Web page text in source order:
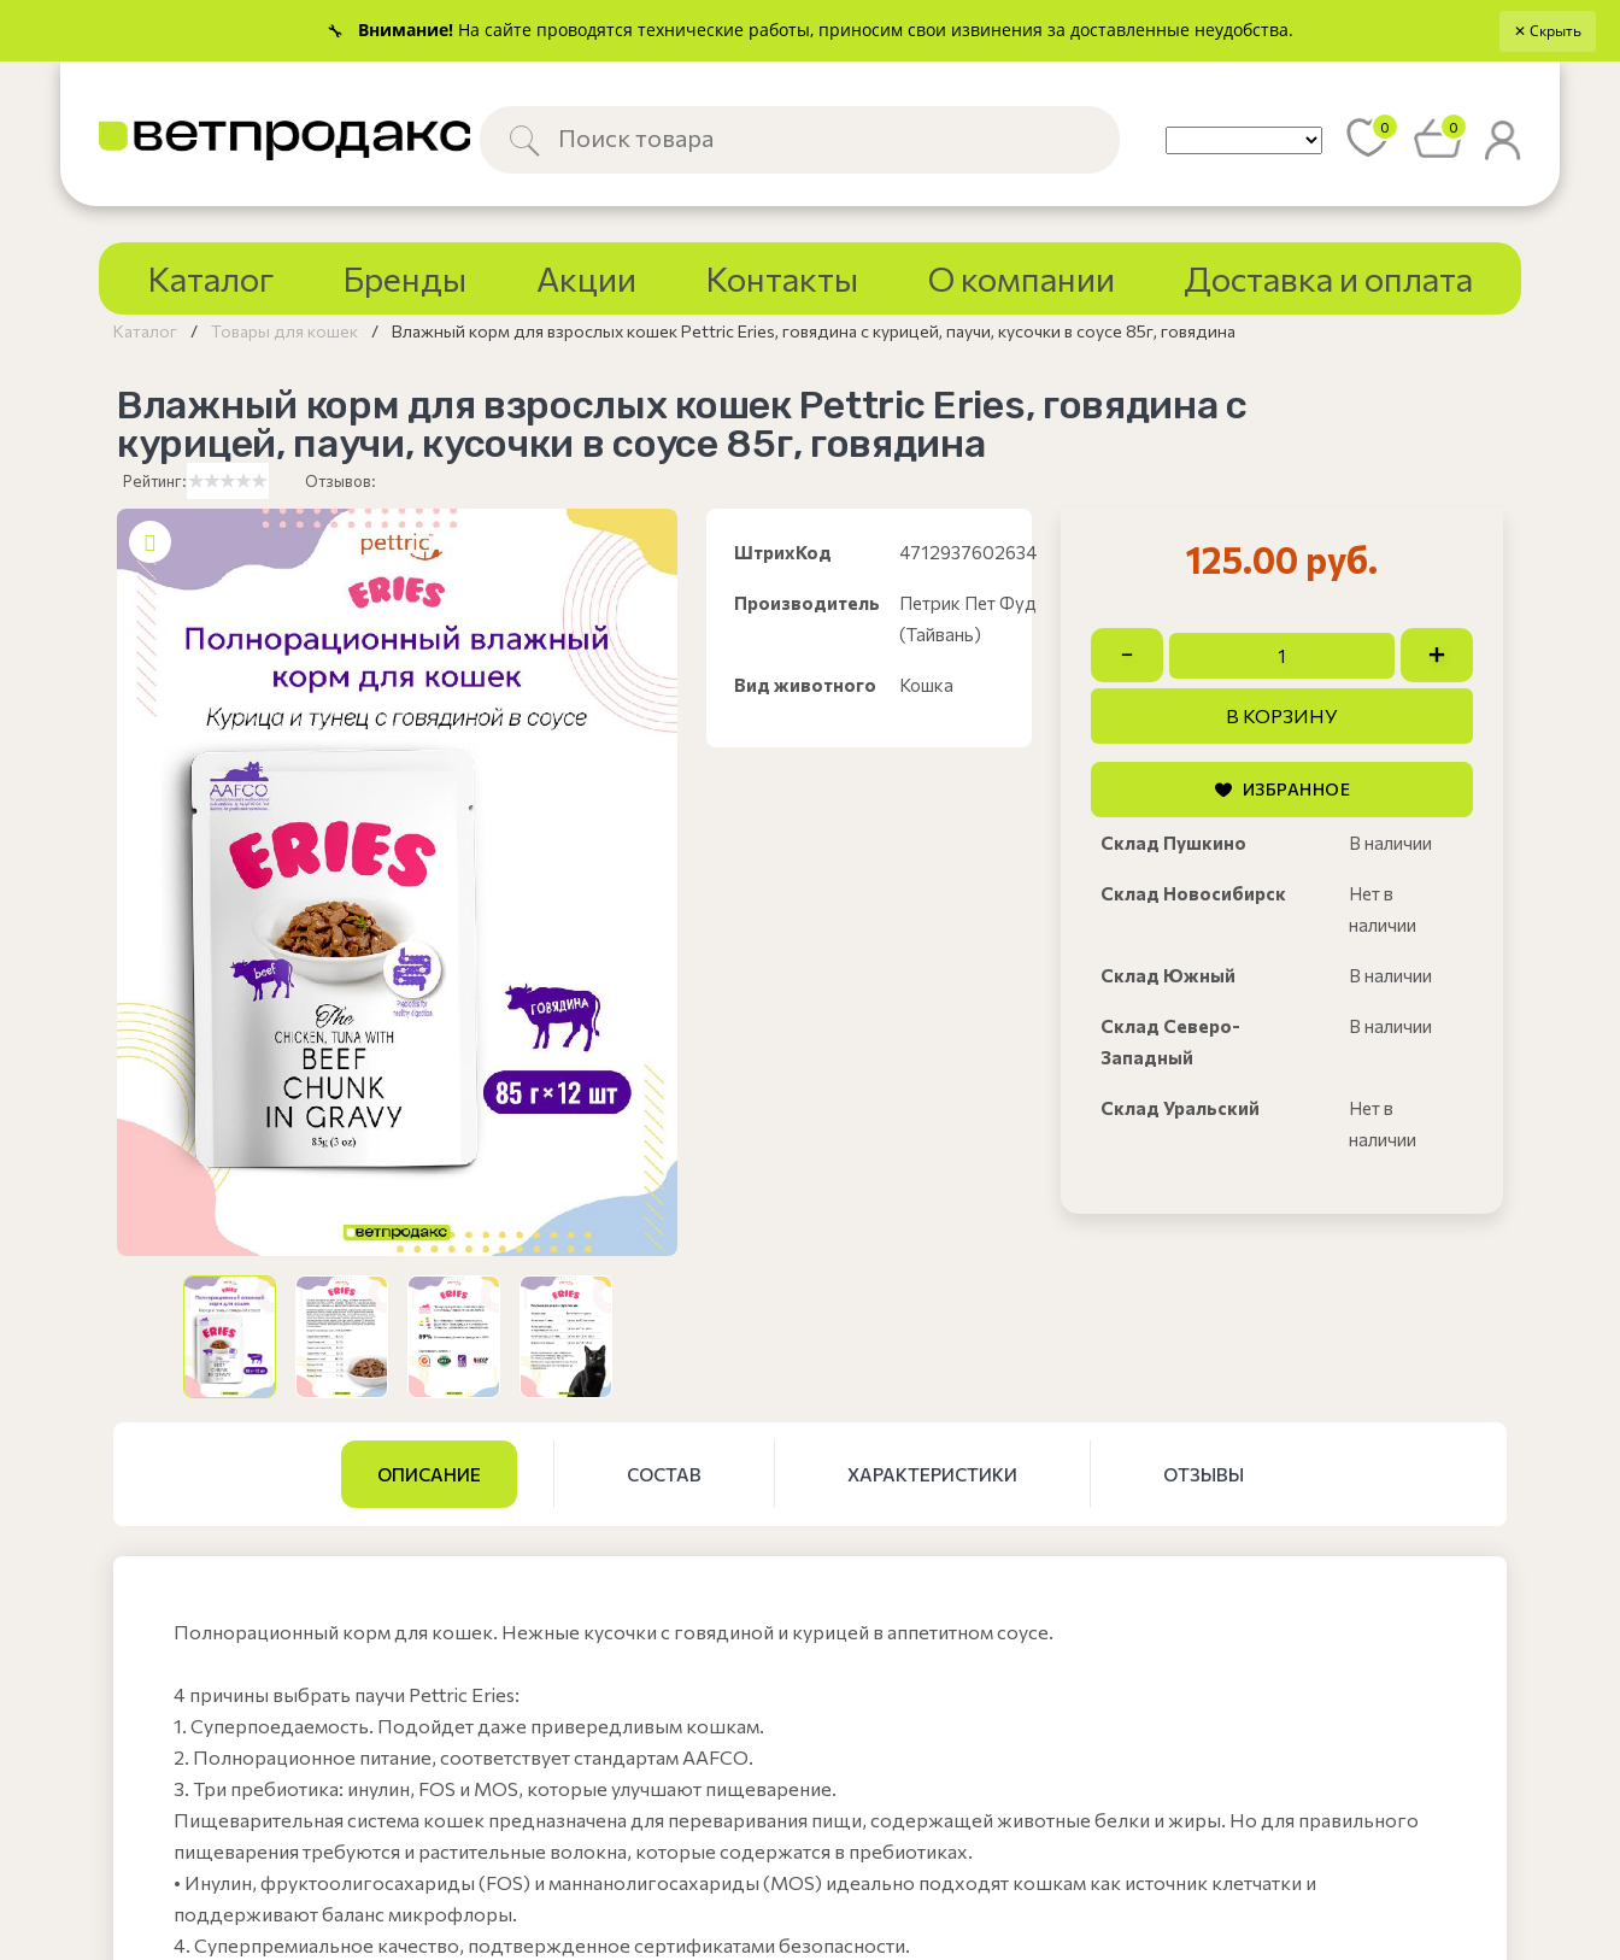
🔧 Внимание! На сайте проводятся технические работы, приносим свои извинения за доставленные неудобства. ✕ Скрыть
0 0
Каталог Бренды Акции Контакты О компании Доставка и оплата
Каталог Товары для кошек Влажный корм для взрослых кошек Pettric Eries, говядина с курицей, паучи, кусочки в соусе 85г, говядина
Влажный корм для взрослых кошек Pettric Eries, говядина с
курицей, паучи, кусочки в соусе 85г, говядина
Рейтинг: Отзывов:
ШтрихКод 4712937602634
Производитель
Петрик Пет Фуд
(Тайвань)
Вид животного Кошка
125.00 руб.
В КОРЗИНУ
ИЗБРАННОЕ
Склад Пушкино В наличии
Склад Новосибирск
Нет в
наличии
Склад Южный В наличии
Склад Северо-
Западный
В наличии
Склад Уральский
Нет в
наличии
ОПИСАНИЕ СОСТАВ ХАРАКТЕРИСТИКИ ОТЗЫВЫ
Полнорационный корм для кошек. Нежные кусочки с говядиной и курицей в аппетитном соусе.
4 причины выбрать паучи Pettric Eries:
1. Суперпоедаемость. Подойдет даже привередливым кошкам.
2. Полнорационное питание, соответствует стандартам AAFCO.
3. Три пребиотика: инулин, FOS и MOS, которые улучшают пищеварение.
Пищеварительная система кошек предназначена для переваривания пищи, содержащей животные белки и жиры. Но для правильного
пищеварения требуются и растительные волокна, которые содержатся в пребиотиках.
• Инулин, фруктоолигосахариды (FOS) и маннанолигосахариды (MOS) идеально подходят кошкам как источник клетчатки и
поддерживают баланс микрофлоры.
4. Суперпремиальное качество, подтвержденное сертификатами безопасности.